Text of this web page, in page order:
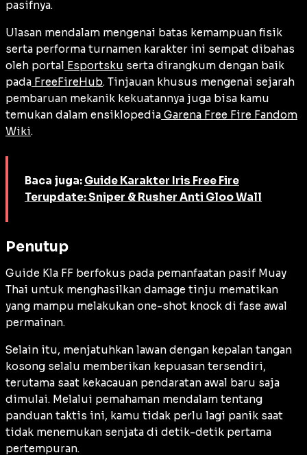
pasifnya.
Ulasan mendalam mengenai batas kemampuan fisik
serta performa turnamen karakter ini sempat dibahas
oleh portal Esportsku serta dirangkum dengan baik
pada FreeFireHub. Tinjauan khusus mengenai sejarah
pembaruan mekanik kekuatannya juga bisa kamu
temukan dalam ensiklopedia Garena Free Fire Fandom
Wiki.
Baca juga: Guide Karakter Iris Free Fire
Terupdate: Sniper & Rusher Anti Gloo Wall
Penutup
Guide Kla FF berfokus pada pemanfaatan pasif Muay
Thai untuk menghasilkan damage tinju mematikan
yang mampu melakukan one-shot knock di fase awal
permainan.
Selain itu, menjatuhkan lawan dengan kepalan tangan
kosong selalu memberikan kepuasan tersendiri,
terutama saat kekacauan pendaratan awal baru saja
dimulai. Melalui pemahaman mendalam tentang
panduan taktis ini, kamu tidak perlu lagi panik saat
tidak menemukan senjata di detik-detik pertama
pertempuran.